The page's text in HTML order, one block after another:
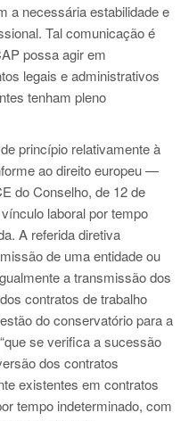
a necessária estabilidade e
Tal comunicação é
possa agir em
legais e administrativos
tenham pleno
princípio relativamente à
ao direito europeu —
do Conselho, de 12 de
laboral por tempo
A referida diretiva
de uma entidade ou
a transmissão dos
contratos de trabalho
do conservatório para a
se verifica a sucessão
dos contratos
existentes em contratos
tempo indeterminado, com